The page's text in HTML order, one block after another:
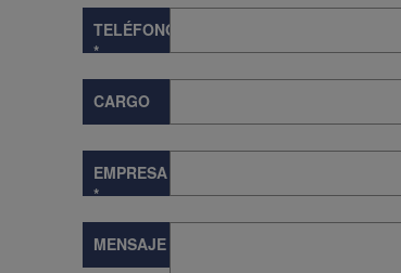
TELÉFONO
*
CARGO
EMPRESA
*
MENSAJE